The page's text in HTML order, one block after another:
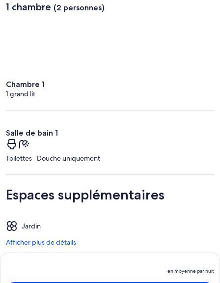
1 chambre (2 personnes)
Chambre 1
1 grand lit
Salle de bain 1
Toilettes · Douche uniquement
Espaces supplémentaires
Jardin
Afficher plus de détails
en moyenne par nuit